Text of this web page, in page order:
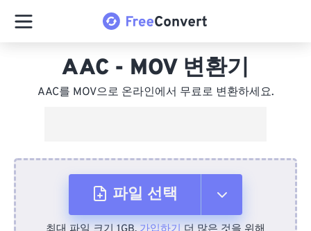
AAC - MOV 변환기
AAC를 MOV으로 온라인에서 무료로 변환하세요.
파일 선택